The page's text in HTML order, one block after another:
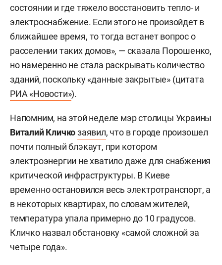
состоянии и где тяжело восстановить тепло- и
электроснабжение. Если этого не произойдет в
ближайшее время, то тогда встанет вопрос о
расселении таких домов», — сказала Порошенко,
но намеренно не стала раскрывать количество
зданий, поскольку «данные закрытые» (цитата
РИА «Новости»).
Напомним, на этой неделе мэр столицы Украины
Виталий Кличкозаявил, что в городе произошел
почти полный блэкаут, при котором
электроэнергии не хватило даже для снабжения
критической инфраструктуры. В Киеве
временно остановился весь электротранспорт, а
в некоторых квартирах, по словам жителей,
температура упала примерно до 10 градусов.
Кличко назвал обстановку «самой сложной за
четыре года».